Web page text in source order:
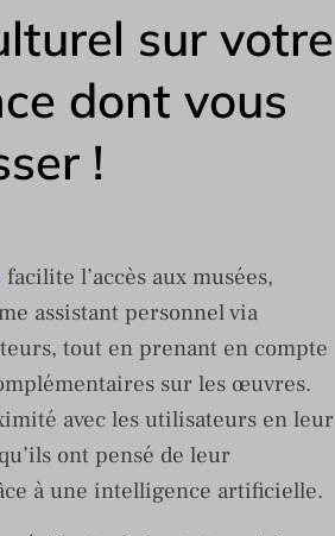
sur votre
dont vous
!
facilite l’accès aux musées,
assistant personnel via
tout en prenant en compte
sur les œuvres.
avec les utilisateurs en leur
ont pensé de leur
à une intelligence artificielle.